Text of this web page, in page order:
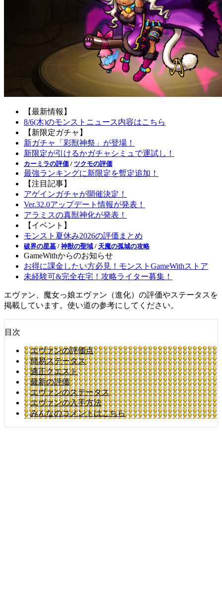
【最新情報】
8/6(木)のモンストニュース内容はこちら
【新限定ガチャ】
新ガチャ「彩獣神祭」が登場！
新限定が引けるかガチャシミュで運試し！
カーミラの評価 / ツクモの評価
最強ランキングに新限定を暫定追加！
【注目記事】
アゲインガチャが開催決定！
Ver.32.0アップデート情報が発表！
アラミスの真獣神化が発表！
【イベント】
モンスト夏休み2026の評価まとめ
破界の星墓 / 神獣の聖域 / 天魔の孤城の攻略
GameWithからのお知らせ
お得に課金したい方必見！モンストGameWithストア
未経験可&完全在宅！攻略ライター募集！
エヴァン、魔女っ娘エヴァン（進化）の評価やステータスを
掲載しています。使い道の参考にしてください。
目次
エヴァンの評価点
簡易ステータス
適正クエスト
最新の評価
エヴァンのステータス
エヴァンの入手方法
みんなのコメントはこちら